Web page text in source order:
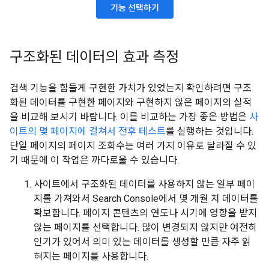
기능 선택하기
구조화된 데이터의 효과 측정
검색 기능을 힘들게 구현한 가치가 있었는지 확인하려면 구조
화된 데이터를 구현한 페이지와 구현하지 않은 페이지의 실적
을 비교해 보시기 바랍니다. 이를 비교하는 가장 좋은 방법은 사
이트의 몇 페이지에 걸쳐서 전후 테스트를 실행하는 것입니다.
단일 페이지의 페이지 조회수는 여러 가지 이유로 달라질 수 있
기 때문에 이 작업은 까다로울 수 있습니다.
사이트에서 구조화된 데이터를 사용하지 않는 일부 페이
지를 가져와서 Search Console에서 몇 개월 치 데이터를
확보합니다. 페이지 콘텐츠의 연도나 시기에 영향을 받지
않는 페이지를 선택합니다. 많이 변경되지 않지만 여전히
인기가 있어서 의미 있는 데이터를 생성할 만큼 자주 읽
혀지는 페이지를 사용합니다.